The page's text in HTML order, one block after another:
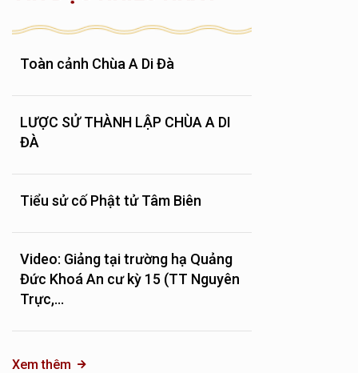
Toàn cảnh Chùa A Di Đà
LƯỢC SỬ THÀNH LẬP CHÙA A DI
ĐÀ
Tiểu sử cố Phật tử Tâm Biên
Video: Giảng tại trường hạ Quảng
Đức Khoá An cư kỳ 15 (TT Nguyên
Trực,...
Xem thêm